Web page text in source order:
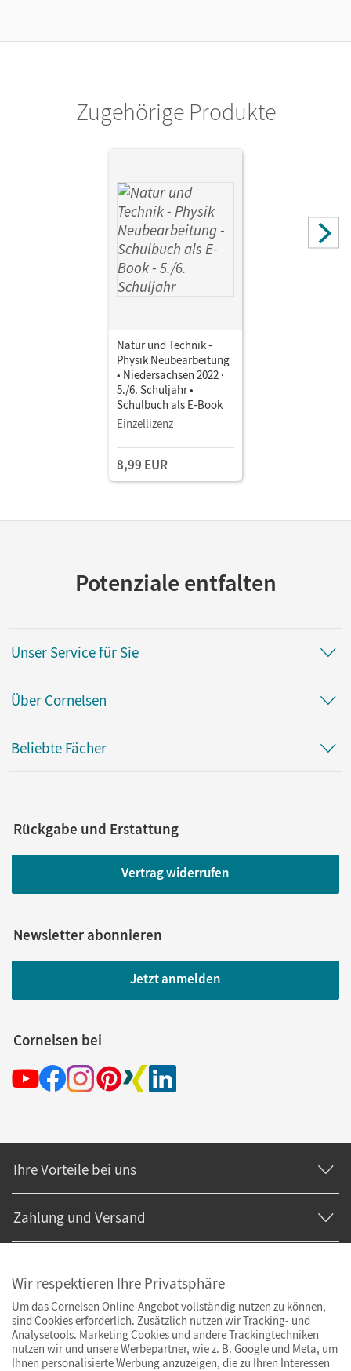
Zugehörige Produkte
Natur und Technik -
Physik Neubearbeitung
• Niedersachsen 2022 ·
5./6. Schuljahr •
Schulbuch als E-Book
Einzellizenz
8,99 EUR
Potenziale entfalten
Unser Service für Sie
Über Cornelsen
Beliebte Fächer
Rückgabe und Erstattung
Vertrag widerrufen
Newsletter abonnieren
Jetzt anmelden
Cornelsen bei
Ihre Vorteile bei uns
Zahlung und Versand
Wir respektieren Ihre Privatsphäre
Um das Cornelsen Online-Angebot vollständig nutzen zu können,
sind Cookies erforderlich. Zusätzlich nutzen wir Tracking- und
Analysetools. Marketing Cookies und andere Trackingtechniken
nutzen wir und unsere Werbepartner, wie z. B. Google und Meta, um
Ihnen personalisierte Werbung anzuzeigen, die zu Ihren Interessen